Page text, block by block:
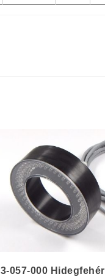
3-057-000 Hidegfehér